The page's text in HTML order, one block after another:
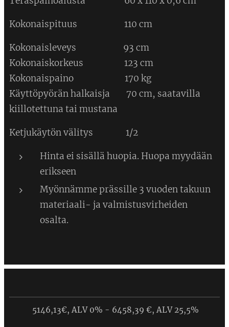
Kokonaispituus 110 cm
Kokonaisleveys 93 cm
Kokonaiskorkeus 123 cm
Kokonaispaino 170 kg
Käyttöpyörän halkaisja 70 cm, saatavilla
kiillotettuna tai mustana
Ketjukäytön välitys 1/2
Hinta ei sisällä huopia. Huopa myydään
erikseen
Myönnämme prässille 3 vuoden takuun
materiaali- ja valmistusvirheiden
osalta.
5146,13€, ALV 0% - 6458,39 €, ALV 25,5%